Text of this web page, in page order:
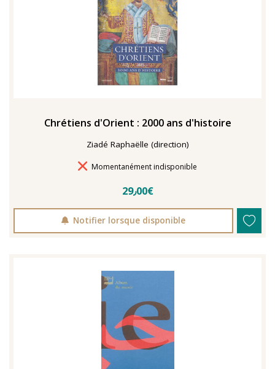
Chrétiens d'Orient : 2000 ans d'histoire
Ziadé Raphaëlle (direction)
Délais de livraison
Momentanément indisponible
29٫00€
Notifier lorsque disponible